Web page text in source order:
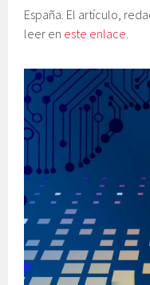
España. El artículo,
leer en este enlace.